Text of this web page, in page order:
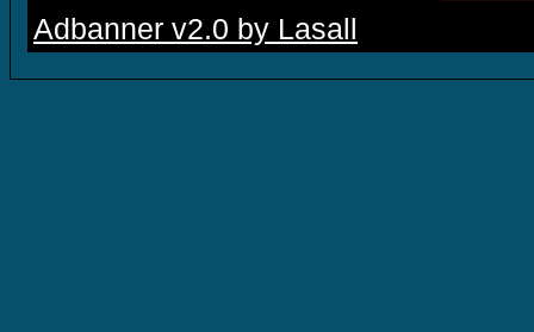
Adbanner v2.0 by Lasall